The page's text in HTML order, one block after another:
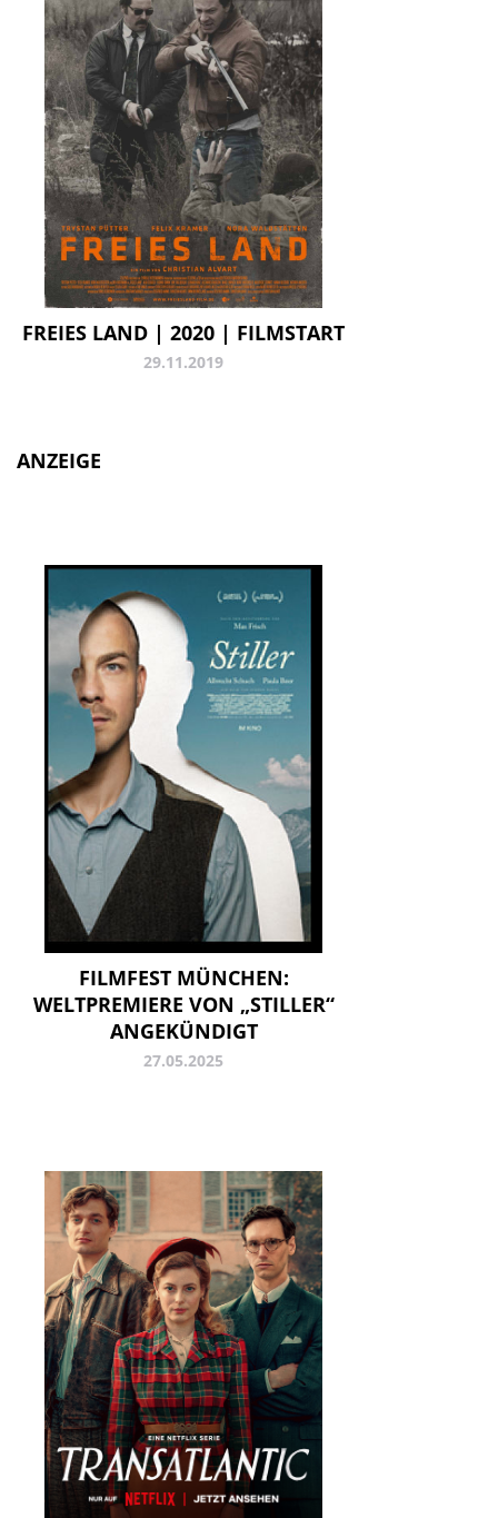
FREIES LAND | 2020 | FILMSTART
29.11.2019
ANZEIGE
FILMFEST MÜNCHEN:
WELTPREMIERE VON „STILLER“
ANGEKÜNDIGT
27.05.2025